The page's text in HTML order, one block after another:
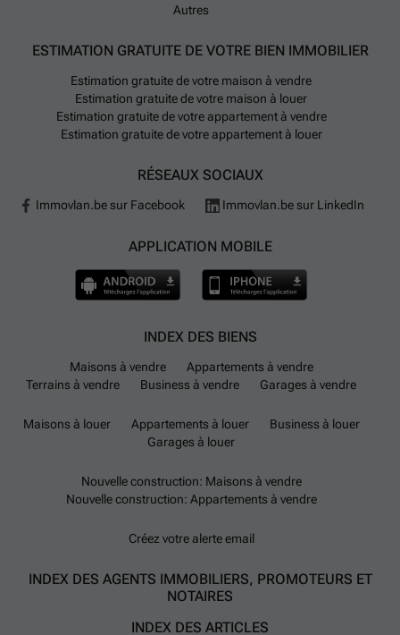
Autres
ESTIMATION GRATUITE DE VOTRE BIEN IMMOBILIER
Estimation gratuite de votre maison à vendre
Estimation gratuite de votre maison à louer
Estimation gratuite de votre appartement à vendre
Estimation gratuite de votre appartement à louer
RÉSEAUX SOCIAUX
Immovlan.be sur Facebook Immovlan.be sur LinkedIn
APPLICATION MOBILE
INDEX DES BIENS
Maisons à vendre
Appartements à vendre
Terrains à vendre
Business à vendre Garages à vendre
Maisons à louer Appartements à louer
Business à louer
Garages à louer
Nouvelle construction: Maisons à vendre
Nouvelle construction: Appartements à vendre
Créez votre alerte email
INDEX DES AGENTS IMMOBILIERS, PROMOTEURS ET
NOTAIRES
INDEX DES ARTICLES